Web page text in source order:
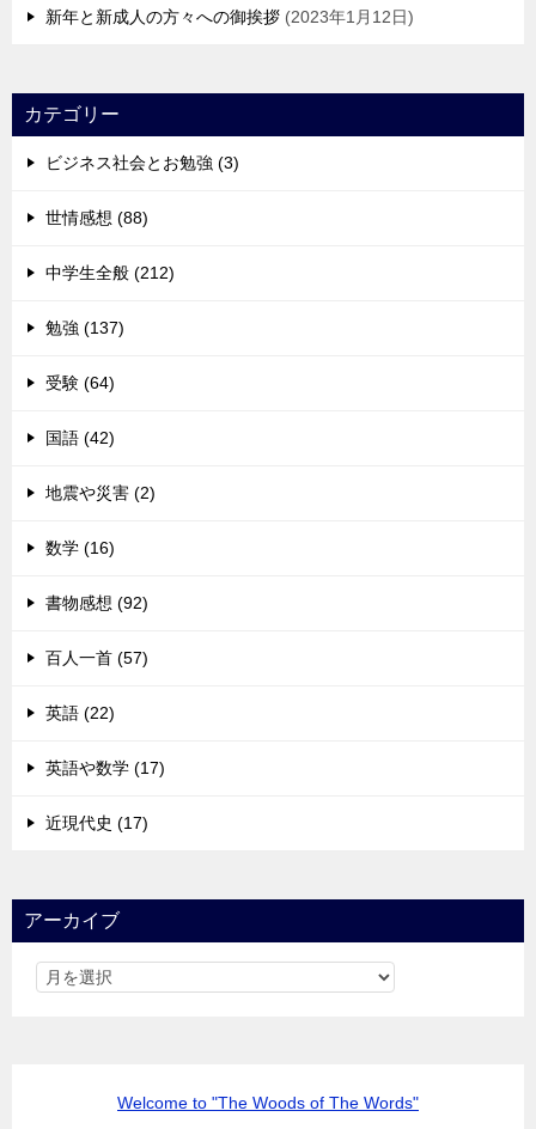
新年と新成人の方々への御挨拶 2023年1月12日
カテゴリー
ビジネス社会とお勉強 (3)
世情感想 (88)
中学生全般 (212)
勉強 (137)
受験 (64)
国語 (42)
地震や災害 (2)
数学 (16)
書物感想 (92)
百人一首 (57)
英語 (22)
英語や数学 (17)
近現代史 (17)
アーカイブ
Welcome to "The Woods of The Words"